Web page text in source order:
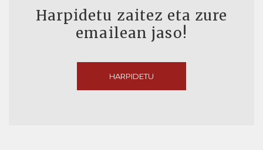
Harpidetu zaitez eta zure
emailean jaso!
HARPIDETU